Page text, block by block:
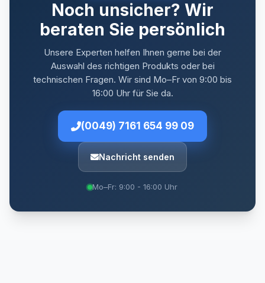
Noch unsicher? Wir
beraten Sie persönlich
Unsere Experten helfen Ihnen gerne bei der
Auswahl des richtigen Produkts oder bei
technischen Fragen. Wir sind Mo–Fr von 9:00 bis
16:00 Uhr für Sie da.
(0049) 7161 654 99 09
Nachricht senden
Mo–Fr: 9:00 - 16:00 Uhr